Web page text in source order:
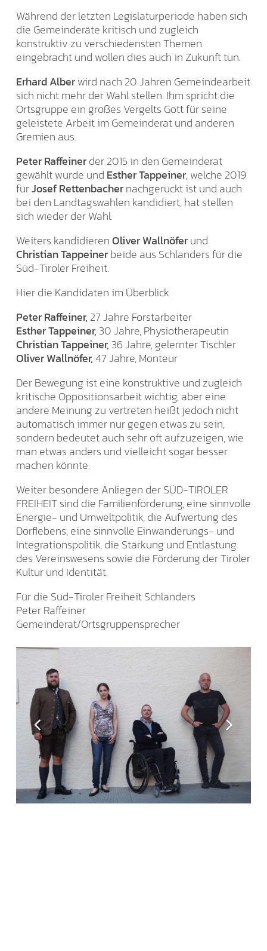
Während der letzten Legislaturperiode haben sich
die Gemeinderäte kritisch und zugleich
konstruktiv zu verschiedensten Themen
eingebracht und wollen dies auch in Zukunft tun.
Erhard Alberwird nach 20 Jahren Gemeindearbeit
sich nicht mehr der Wahl stellen. Ihm spricht die
Ortsgruppe ein großes Vergelts Gott für seine
geleistete Arbeit im Gemeinderat und anderen
Gremien aus.
Peter Raffeinerder 2015 in den Gemeinderat
gewählt wurde und Esther Tappeiner, welche 2019
fürJosef Rettenbachernachgerückt ist und auch
bei den Landtagswahlen kandidiert, hat stellen
sich wieder der Wahl.
Weiters kandidierenOliver Wallnöferund
Christian Tappeinerbeide aus Schlanders für die
Süd-Tiroler Freiheit.
Hier die Kandidaten im Überblick
Peter Raffeiner, 27 Jahre Forstarbeiter
Esther Tappeiner, 30 Jahre, Physiotherapeutin
Christian Tappeiner, 36 Jahre, gelernter Tischler
Oliver Wallnöfer,47 Jahre, Monteur
Der Bewegung ist eine konstruktive und zugleich
kritische Oppositionsarbeit wichtig, aber eine
andere Meinung zu vertreten heißt jedoch nicht
automatisch immer nur gegen etwas zu sein,
sondern bedeutet auch sehr oft aufzuzeigen, wie
man etwas anders und vielleicht sogar besser
machen könnte.
Weiter besondere Anliegen der SÜD-TIROLER
FREIHEIT sind die Familienförderung, eine sinnvolle
Energie- und Umweltpolitik, die Aufwertung des
Dorflebens, eine sinnvolle Einwanderungs- und
Integrationspolitik, die Stärkung und Entlastung
des Vereinswesens sowie die Förderung der Tiroler
Kultur und Identität.
Für die Süd-Tiroler Freiheit Schlanders
Peter Raffeiner
Gemeinderat/Ortsgruppensprecher